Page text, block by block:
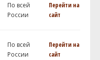
По всей
России
Перейти на
сайт
По всей
России
Перейти на
сайт